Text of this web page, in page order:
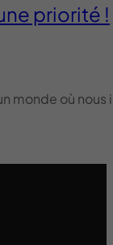
priorité !
monde où